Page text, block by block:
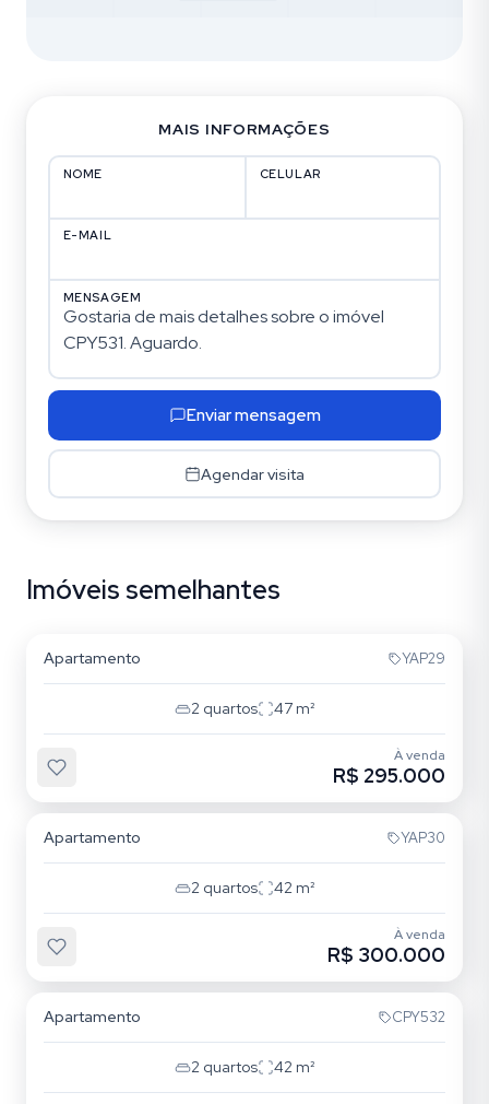
MAIS INFORMAÇÕES
NOME CELULAR
E-MAIL
MENSAGEM
Enviar mensagem
Agendar visita
Imóveis semelhantes
Vila Libanesa
Apartamento YAP29
2 quartos 47 m²
À venda
R$ 295.000
Apartamento YAP30
2 quartos 42 m²
À venda
R$ 300.000
Apartamento CPY532
2 quartos 42 m²